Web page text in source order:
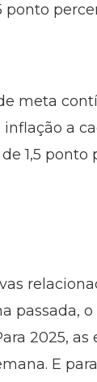
meta
a
1,5
passada,
2025,
E